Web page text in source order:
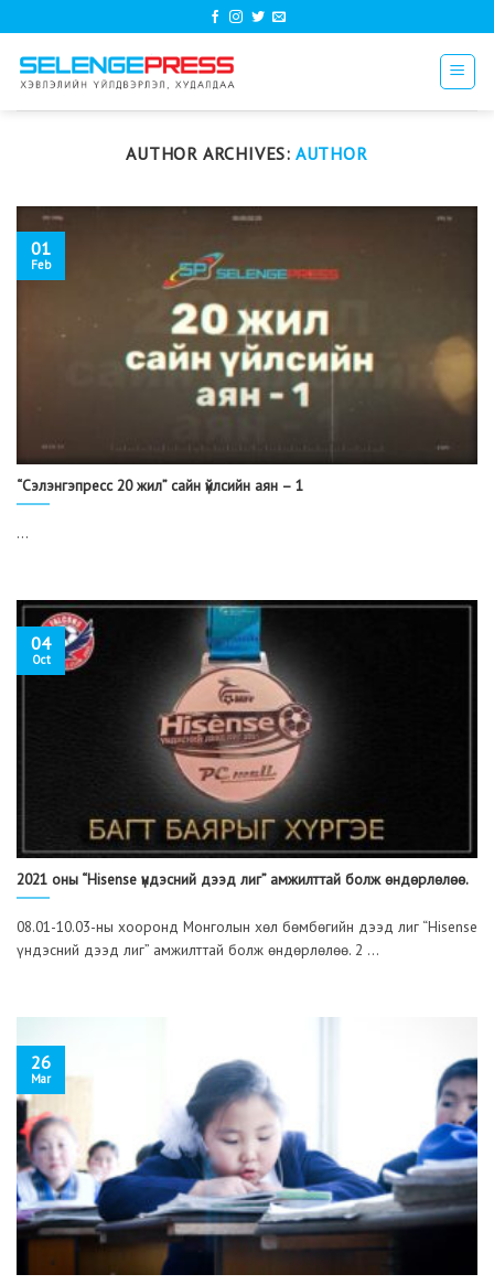
to
content
AUTHOR ARCHIVES: AUTHOR
“Сэлэнгэпресс 20 жил” сайн үйлсийн аян – 1
...
01
Feb
2021 оны “Hisense үндэсний дээд лиг” амжилттай болж өндөрлөлөө.
08.01-10.03-ны хооронд Монголын хөл бөмбөгийн дээд лиг “Hisense
үндэсний дээд лиг” амжилттай болж өндөрлөлөө. 2 ...
04
Oct
26
Mar